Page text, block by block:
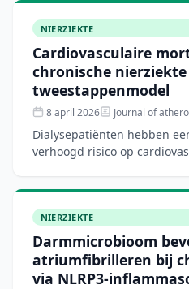
NIERZIEKTE
Cardiovasculaire
chronische nierziekte
tweestappenmodel
8 april 2026 Journal of
Dialysepatiënten hebben
verhoogd risico op
NIERZIEKTE
Darmmicrobioom
atriumfibrilleren bij
via NLRP3-